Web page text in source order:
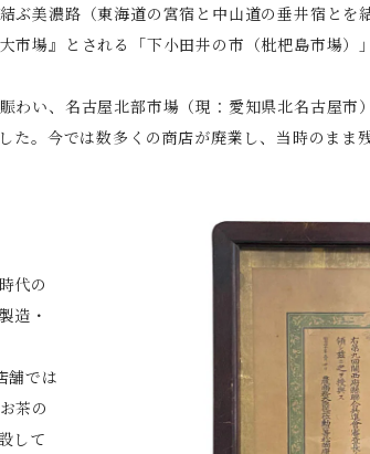
美濃路（東海道の宮宿と中山道の垂井宿とを
場』とされる「下小田井の市（枇杷島市場）
わい、名古屋北部市場（現：愛知県北名古屋
た。今では数多くの商店が廃業し、当時のまま
代の
造・
舗では
茶の
して